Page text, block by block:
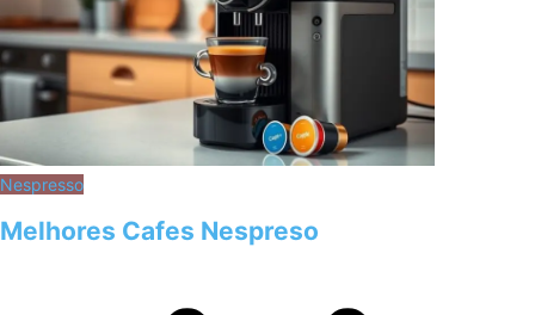
Nespresso
Melhores Cafes Nespreso